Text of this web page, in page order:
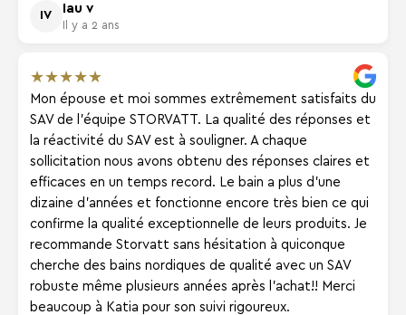
IV
Iau v
Il y a 2 ans
★★★★★
Mon épouse et moi sommes extrêmement satisfaits du
SAV de l'équipe STORVATT. La qualité des réponses et
la réactivité du SAV est à souligner. A chaque
sollicitation nous avons obtenu des réponses claires et
efficaces en un temps record. Le bain a plus d'une
dizaine d'années et fonctionne encore très bien ce qui
confirme la qualité exceptionnelle de leurs produits. Je
recommande Storvatt sans hésitation à quiconque
cherche des bains nordiques de qualité avec un SAV
robuste même plusieurs années après l'achat!! Merci
beaucoup à Katia pour son suivi rigoureux.